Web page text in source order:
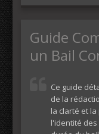
Guide
un Bail
Ce guide
de la
la clarté et
l'identité